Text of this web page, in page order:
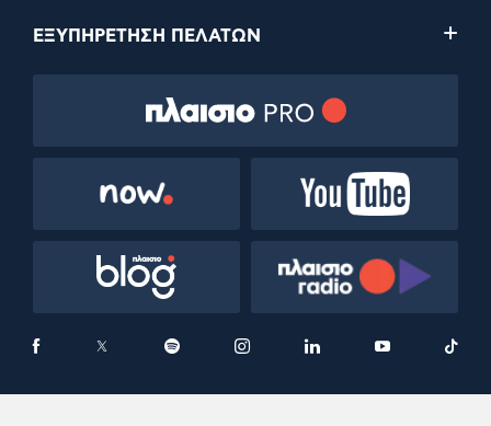
ΕΞΥΠΗΡΕΤΗΣΗ ΠΕΛΑΤΩΝ